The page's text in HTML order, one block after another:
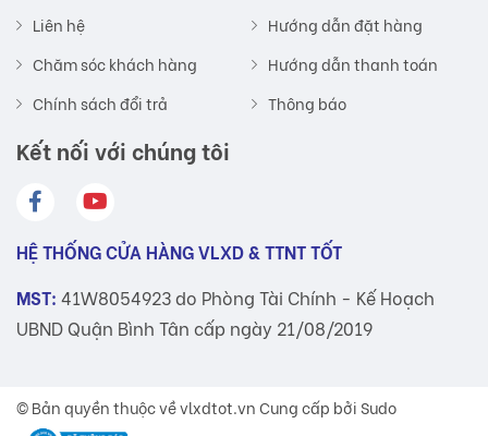
Liên hệ
Chăm sóc khách hàng
Chính sách đổi trả
Hướng dẫn đặt hàng
Hướng dẫn thanh toán
Thông báo
Kết nối với chúng tôi
HỆ THỐNG CỬA HÀNG VLXD & TTNT TỐT
MST: 41W8054923 do Phòng Tài Chính - Kế Hoạch
UBND Quận Bình Tân cấp ngày 21/08/2019
© Bản quyền thuộc vềvlxdtot.vnCung cấp bởi Sudo